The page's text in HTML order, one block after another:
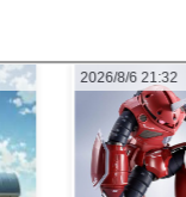
2026/8/6